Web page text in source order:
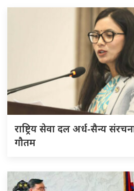
राष्ट्रिय सेवा दल अर्ध-सैन्य
गौतम